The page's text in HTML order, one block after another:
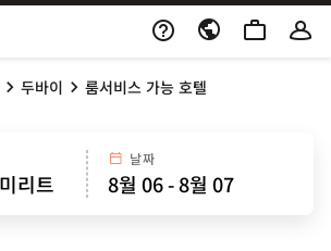
Bonvoy
두바이 룸서비스 가능 호텔
날짜